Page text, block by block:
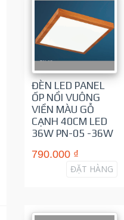
ĐÈN LED PANEL
ỐP NỔI VUÔNG
VIỀN MÀU GỖ
CẠNH 40CM LED
36W PN-05 -36W
790.000 ₫
ĐẶT HÀNG